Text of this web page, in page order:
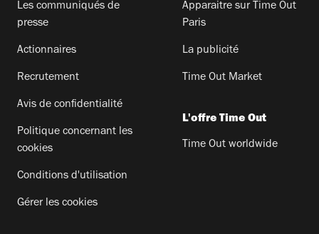
Les communiqués de
presse
Actionnaires
Recrutement
Avis de confidentialité
Politique concernant les
cookies
Conditions d'utilisation
Gérer les cookies
Apparaitre sur Time Out
Paris
La publicité
Time Out Market
L'offre Time Out
Time Out worldwide